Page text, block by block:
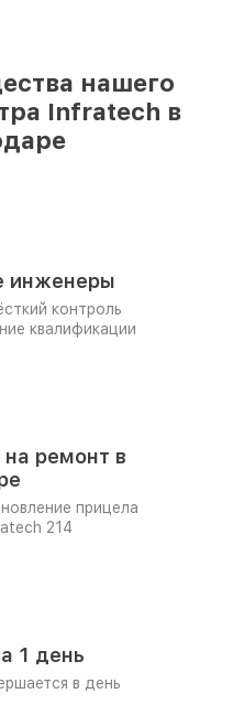
нашего
Infratech в
инженеры
контроль
квалификации
ремонт в
прицела
214
1 день
в день